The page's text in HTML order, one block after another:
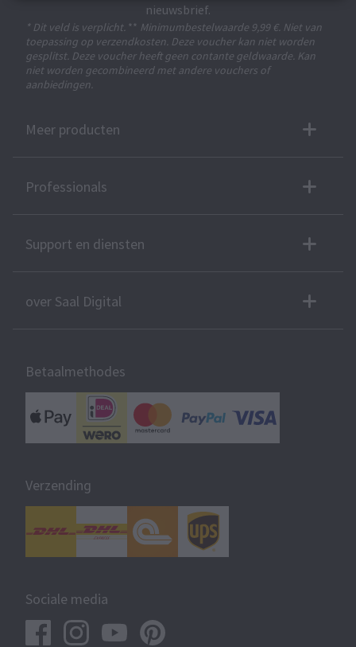
nieuwsbrief.
* Dit veld is verplicht. ** Minimumbestelwaarde 9,99 €. Niet van
toepassing op verzendkosten. Deze voucher kan niet worden
gesplitst. Deze voucher heeft geen contante geldwaarde. Kan
niet worden gecombineerd met andere vouchers of
aanbiedingen.
Meer producten
Professionals
Support en diensten
over Saal Digital
Betaalmethodes
Verzending
Sociale media